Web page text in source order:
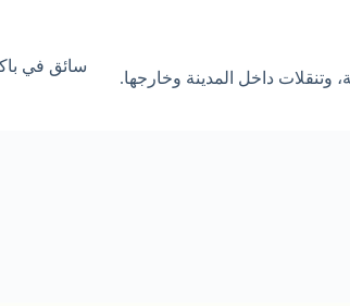
وتنقلات داخل المدينة وخارجها.
سائق في